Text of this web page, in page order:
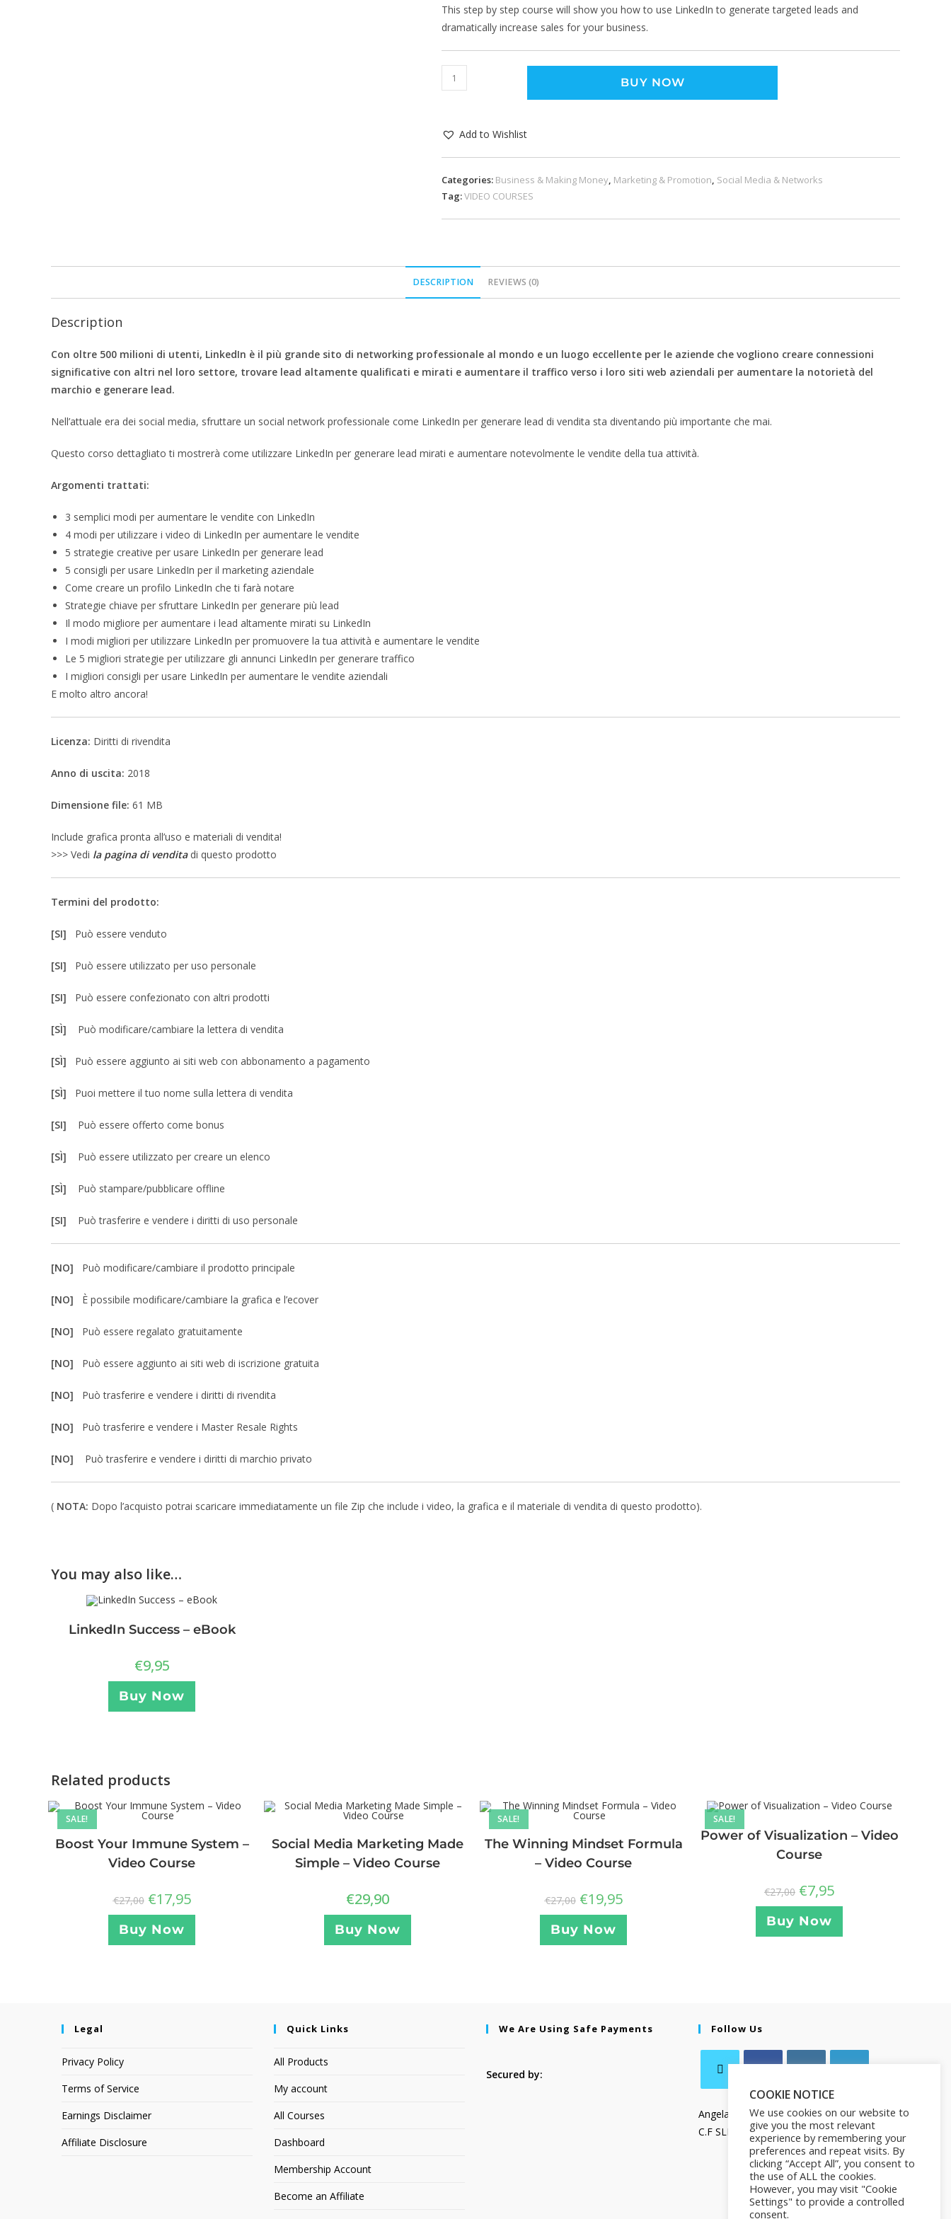
This step by step course will show you how to use LinkedIn to generate targeted leads and
dramatically increase sales for your business.
BUY NOW
Add to Wishlist
Categories: Business & Making Money, Marketing & Promotion, Social Media & Networks
Tag:VIDEO COURSES
DESCRIPTION REVIEWS (0)
Description
Con oltre 500 milioni di utenti, LinkedIn è il più grande sito di networking professionale al mondo e un luogo eccellente per le aziende che vogliono creare connessioni
significative con altri nel loro settore, trovare lead altamente qualificati e mirati e aumentare il traffico verso i loro siti web aziendali per aumentare la notorietà del
marchio e generare lead.
Nell’attuale era dei social media, sfruttare un social network professionale come LinkedIn per generare lead di vendita sta diventando più importante che mai.
Questo corso dettagliato ti mostrerà come utilizzare LinkedIn per generare lead mirati e aumentare notevolmente le vendite della tua attività.
Argomenti trattati:
3 semplici modi per aumentare le vendite con LinkedIn
4 modi per utilizzare i video di LinkedIn per aumentare le vendite
5 strategie creative per usare LinkedIn per generare lead
5 consigli per usare LinkedIn per il marketing aziendale
Come creare un profilo LinkedIn che ti farà notare
Strategie chiave per sfruttare LinkedIn per generare più lead
Il modo migliore per aumentare i lead altamente mirati su LinkedIn
I modi migliori per utilizzare LinkedIn per promuovere la tua attività e aumentare le vendite
Le 5 migliori strategie per utilizzare gli annunci LinkedIn per generare traffico
I migliori consigli per usare LinkedIn per aumentare le vendite aziendali
E molto altro ancora!
Licenza: Diritti di rivendita
Anno di uscita: 2018
Dimensione file: 61 MB
Include grafica pronta all’uso e materiali di vendita!
>>> Vedi la pagina di venditadi questo prodotto
Termini del prodotto:
[SI] Può essere venduto
[SI] Può essere utilizzato per uso personale
[SI] Può essere confezionato con altri prodotti
[SÌ] Può modificare/cambiare la lettera di vendita
[SÌ] Può essere aggiunto ai siti web con abbonamento a pagamento
[SÌ] Puoi mettere il tuo nome sulla lettera di vendita
[SI] Può essere offerto come bonus
[SÌ] Può essere utilizzato per creare un elenco
[SÌ] Può stampare/pubblicare offline
[SI] Può trasferire e vendere i diritti di uso personale
[NO] Può modificare/cambiare il prodotto principale
[NO] È possibile modificare/cambiare la grafica e l’ecover
[NO] Può essere regalato gratuitamente
[NO] Può essere aggiunto ai siti web di iscrizione gratuita
[NO] Può trasferire e vendere i diritti di rivendita
[NO] Può trasferire e vendere i Master Resale Rights
[NO] Può trasferire e vendere i diritti di marchio privato
( NOTA: Dopo l’acquisto potrai scaricare immediatamente un file Zip che include i video, la grafica e il materiale di vendita di questo prodotto).
You may also like…
LinkedIn Success – eBook
€9,95
Buy Now
Related products
SALE!
Boost Your Immune System –
Video Course
€27,00 €17,95
Buy Now
Social Media Marketing Made
Simple – Video Course
€29,90
Buy Now
SALE!
The Winning Mindset Formula
– Video Course
€27,00 €19,95
Buy Now
SALE!
Power of Visualization – Video
Course
€27,00 €7,95
Buy Now
Legal
Privacy Policy
Terms of Service
Earnings Disclaimer
Affiliate Disclosure
Quick Links
All Products
My account
All Courses
Dashboard
Membership Account
Become an Affiliate
We Are Using Safe Payments
Secured by:
Follow Us
Angela Salamanca
C.F SLMNGL73T41Z133X
COOKIE NOTICE
We use cookies on our website to
give you the most relevant
experience by remembering your
preferences and repeat visits. By
clicking “Accept All”, you consent to
the use of ALL the cookies.
However, you may visit "Cookie
Settings" to provide a controlled
consent.